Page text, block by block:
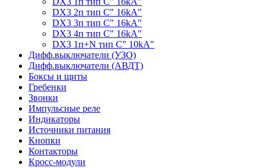
DX3 2п тип C" 16kA"
DX3 3п тип C" 16kA"
DX3 4п тип C" 16kA"
DX3 1п+N тип C" 10kA"
Дифф.выключатели (УЗО)
Дифф.выключатели (АВДТ)
Боксы и щиты
Гребенки
Звонки
Импульсные реле
Индикаторы
Источники питания
Кнопки
Контакторы
Кросс-модули